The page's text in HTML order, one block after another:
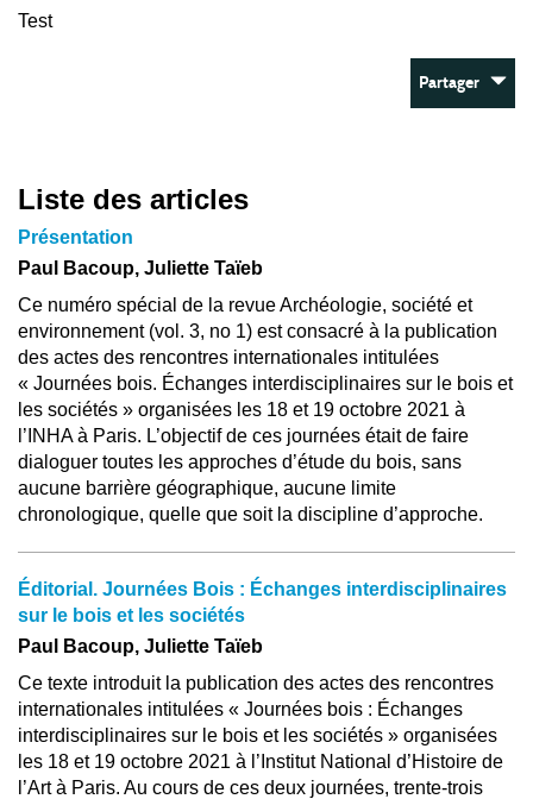
Test
Partager
Liste des articles
Présentation
Paul Bacoup, Juliette Taïeb
Ce numéro spécial de la revue Archéologie, société et
environnement (vol. 3, no 1) est consacré à la publication
des actes des rencontres internationales intitulées
« Journées bois. Échanges interdisciplinaires sur le bois et
les sociétés » organisées les 18 et 19 octobre 2021 à
l’INHA à Paris. L’objectif de ces journées était de faire
dialoguer toutes les approches d’étude du bois, sans
aucune barrière géographique, aucune limite
chronologique, quelle que soit la discipline d’approche.
Éditorial. Journées Bois : Échanges interdisciplinaires
sur le bois et les sociétés
Paul Bacoup, Juliette Taïeb
Ce texte introduit la publication des actes des rencontres
internationales intitulées « Journées bois : Échanges
interdisciplinaires sur le bois et les sociétés » organisées
les 18 et 19 octobre 2021 à l’Institut National d’Histoire de
l’Art à Paris. Au cours de ces deux journées, trente-trois